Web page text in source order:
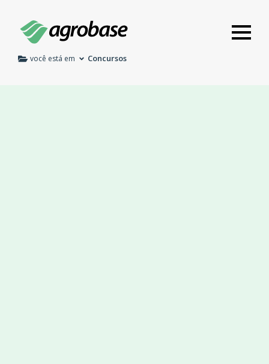
você está em Concursos